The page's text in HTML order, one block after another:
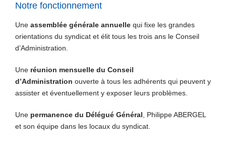
Notre fonctionnement
Une assemblée générale annuelle qui fixe les grandes
orientations du syndicat et élit tous les trois ans le Conseil
d’Administration.
Une réunion mensuelle du Conseil
d’Administration ouverte à tous les adhérents qui peuvent y
assister et éventuellement y exposer leurs problèmes.
Une permanence du Délégué Général , Philippe ABERGEL
et son équipe dans les locaux du syndicat.